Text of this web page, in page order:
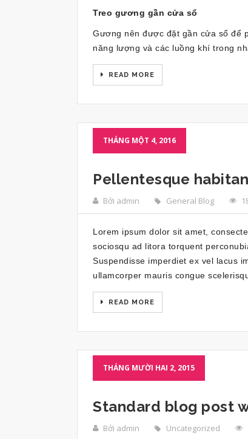
Treo gương gần cửa sổ
Gương nên được đặt gần cửa sổ để
năng lượng và các luồng khí trong
READ MORE
THÁNG MỘT 4, 2016
Pellentesque
Bởi admin General Blog
Lorem ipsum dolor sit amet,
sociosqu ad litora torquent
Suspendisse imperdiet ex vel lacus
ullamcorper mauris congue
READ MORE
THÁNG MƯỜI HAI 2, 2015
Standard blog post
Bởi admin Uncategorized